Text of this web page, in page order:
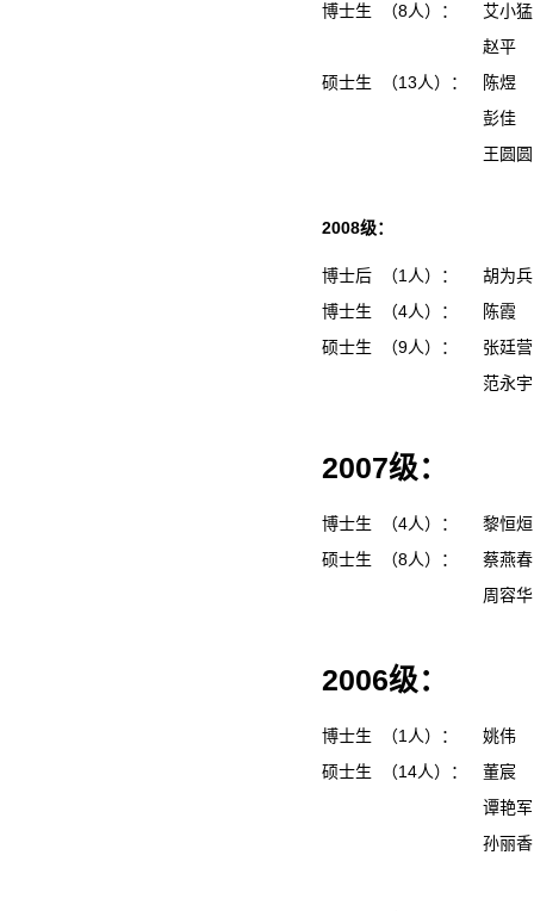
博士生 （8人）：
艾小
赵平
硕士生 （13人）：
陈煜
彭佳
王圆
2008级：
博士后 （1人）：
胡为
博士生 （4人）：
陈霞
硕士生 （9人）：
张廷
范永
2007级：
博士生 （4人）：
黎恒
硕士生 （8人）：
蔡燕
周容
2006级：
博士生 （1人）：
姚伟
硕士生 （14人）：
董宸
谭艳
孙丽